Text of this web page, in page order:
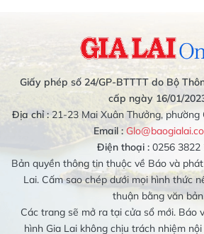
Giấy phép số 24/GP-BTTTT do Bộ
cấp ngày 16/01/
Địa chỉ :21-23 Mai Xuân Thưởng, phường
Email :
Điện thoại : 0256 3822
Bản quyền thông tin thuộc về Báo và
Lai. Cấm sao chép dưới mọi hình thức
thuận bằng văn
Các trang sẽ mở ra tại cửa sổ mới. Báo
hình Gia Lai không chịu trách nhiệm